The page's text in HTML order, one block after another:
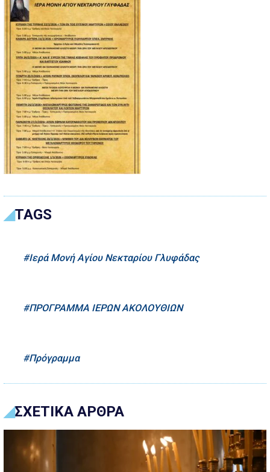
TAGS
Ιερά Μονή Αγίου Νεκταρίου Γλυφάδας
ΠΡΟΓΡΑΜΜΑ ΙΕΡΩΝ ΑΚΟΛΟΥΘΙΩΝ
Πρόγραμμα
ΣΧΕΤΙΚΑ ΑΡΘΡΑ